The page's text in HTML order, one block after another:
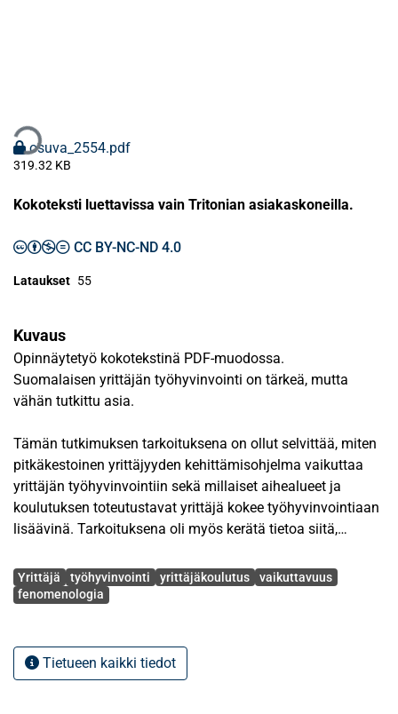
osuva_2554.pdf
319.32 KB
Kokoteksti luettavissa vain Tritonian asiakaskoneilla.
CC BY-NC-ND 4.0
Lataukset 55
Kuvaus
Opinnäytetyö kokotekstinä PDF-muodossa.
Suomalaisen yrittäjän työhyvinvointi on tärkeä, mutta
vähän tutkittu asia.
Tämän tutkimuksen tarkoituksena on ollut selvittää, miten
pitkäkestoinen yrittäjyyden kehittämisohjelma vaikuttaa
yrittäjän työhyvinvointiin sekä millaiset aihealueet ja
koulutuksen toteutustavat yrittäjä kokee työhyvinvointiaan
lisäävinä. Tarkoituksena oli myös kerätä tietoa siitä,
kehittämisohjelmassa kaipaamaan.
keruumenetelmänä käytettiin teemahaastattelua.
Haastateltaviksi valittiin kahdeksan yrittäjää, 2 Etelä-
Avainsanat
Yrittäjä työhyvinvointi yrittäjäkoulutus
vaikuttavuus
fenomenologia
Tietueen kaikki tiedot